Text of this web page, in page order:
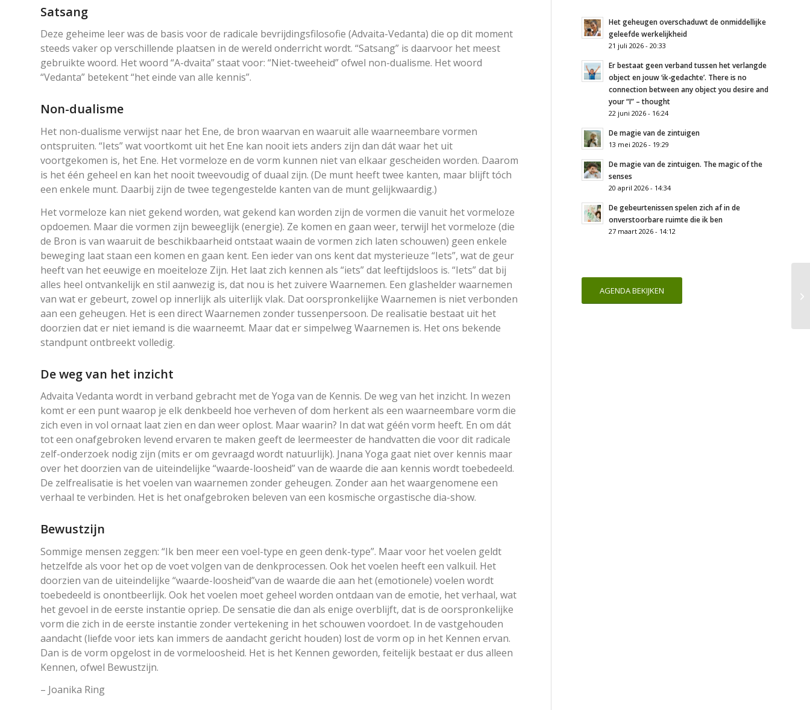
Satsang
Deze geheime leer was de basis voor de radicale bevrijdingsfilosofie (Advaita-Vedanta) die op dit moment
steeds vaker op verschillende plaatsen in de wereld onderricht wordt. “Satsang” is daarvoor het meest
gebruikte woord. Het woord “A-dvaita” staat voor: “Niet-tweeheid” ofwel non-dualisme. Het woord
“Vedanta” betekent “het einde van alle kennis”.
Non-dualisme
Het non-dualisme verwijst naar het Ene, de bron waarvan en waaruit alle waarneembare vormen
ontspruiten. “Iets” wat voortkomt uit het Ene kan nooit iets anders zijn dan dát waar het uit
voortgekomen is, het Ene. Het vormeloze en de vorm kunnen niet van elkaar gescheiden worden. Daarom
is het één geheel en kan het nooit tweevoudig of duaal zijn. (De munt heeft twee kanten, maar blijft tóch
een enkele munt. Daarbij zijn de twee tegengestelde kanten van de munt gelijkwaardig.)
Het vormeloze kan niet gekend worden, wat gekend kan worden zijn de vormen die vanuit het vormeloze
opdoemen. Maar die vormen zijn beweeglijk (energie). Ze komen en gaan weer, terwijl het vormeloze (die
de Bron is van waaruit de beschikbaarheid ontstaat waain de vormen zich laten schouwen) geen enkele
beweging laat staan een komen en gaan kent. Een ieder van ons kent dat mysterieuze “Iets”, wat de geur
heeft van het eeuwige en moeiteloze Zijn. Het laat zich kennen als “iets” dat leeftijdsloos is. “Iets” dat bij
alles heel ontvankelijk en stil aanwezig is, dat nou is het zuivere Waarnemen. Een glashelder waarnemen
van wat er gebeurt, zowel op innerlijk als uiterlijk vlak. Dat oorspronkelijke Waarnemen is niet verbonden
aan een geheugen. Het is een direct Waarnemen zonder tussenpersoon. De realisatie bestaat uit het
doorzien dat er niet iemand is die waarneemt. Maar dat er simpelweg Waarnemen is. Het ons bekende
standpunt ontbreekt volledig.
De weg van het inzicht
Advaita Vedanta wordt in verband gebracht met de Yoga van de Kennis. De weg van het inzicht. In wezen
komt er een punt waarop je elk denkbeeld hoe verheven of dom herkent als een waarneembare vorm die
zich even in vol ornaat laat zien en dan weer oplost. Maar waarin? In dat wat géén vorm heeft. En om dát
tot een onafgebroken levend ervaren te maken geeft de leermeester de handvatten die voor dit radicale
zelf-onderzoek nodig zijn (mits er om gevraagd wordt natuurlijk). Jnana Yoga gaat niet over kennis maar
over het doorzien van de uiteindelijke “waarde-loosheid” van de waarde die aan kennis wordt toebedeeld.
De zelfrealisatie is het voelen van waarnemen zonder geheugen. Zonder aan het waargenomene een
verhaal te verbinden. Het is het onafgebroken beleven van een kosmische orgastische dia-show.
Bewustzijn
Sommige mensen zeggen: “Ik ben meer een voel-type en geen denk-type”. Maar voor het voelen geldt
hetzelfde als voor het op de voet volgen van de denkprocessen. Ook het voelen heeft een valkuil. Het
doorzien van de uiteindelijke “waarde-loosheid”van de waarde die aan het (emotionele) voelen wordt
toebedeeld is onontbeerlijk. Ook het voelen moet geheel worden ontdaan van de emotie, het verhaal, wat
het gevoel in de eerste instantie opriep. De sensatie die dan als enige overblijft, dat is de oorspronkelijke
vorm die zich in de eerste instantie zonder vertekening in het schouwen voordoet. In de vastgehouden
aandacht (liefde voor iets kan immers de aandacht gericht houden) lost de vorm op in het Kennen ervan.
Dan is de vorm opgelost in de vormeloosheid. Het is het Kennen geworden, feitelijk bestaat er dus alleen
Kennen, ofwel Bewustzijn.
– Joanika Ring
Het geheugen overschaduwt de onmiddellijke
geleefde werkelijkheid
21 juli 2026 - 20:33
Er bestaat geen verband tussen het verlangde
object en jouw ‘ik-gedachte’. There is no
connection between any object you desire and
your “I” – thought
22 juni 2026 - 16:24
De magie van de zintuigen
13 mei 2026 - 19:29
De magie van de zintuigen. The magic of the
senses
20 april 2026 - 14:34
De gebeurtenissen spelen zich af in de
onverstoorbare ruimte die ik ben
27 maart 2026 - 14:12
AGENDA BEKIJKEN